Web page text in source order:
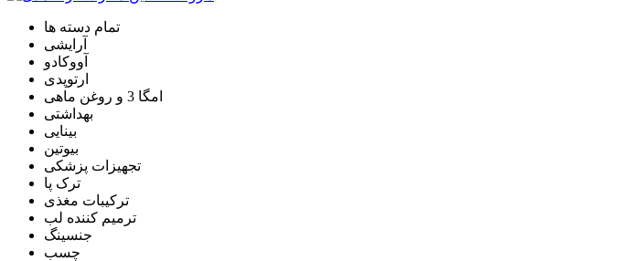
تمام دسته ها
آرایشی
آووکادو
ارتوپدی
امگا 3 و روغن ماهی
بهداشتی
بینایی
بیوتین
تجهیزات پزشکی
ترک پا
ترکیبات مغذی
ترمیم کننده لب
جنسینگ
چسب